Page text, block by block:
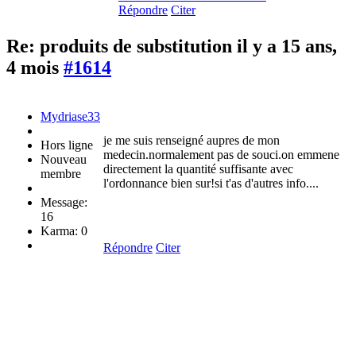
Répondre Citer
Re: produits de substitution il y a 15 ans,
4 mois #1614
Mydriase33
Hors ligne
Nouveau
membre
Message:
16
Karma: 0
je me suis renseigné aupres de mon
medecin.normalement pas de souci.on emmene
directement la quantité suffisante avec
l'ordonnance bien sur!si t'as d'autres info....
Répondre Citer